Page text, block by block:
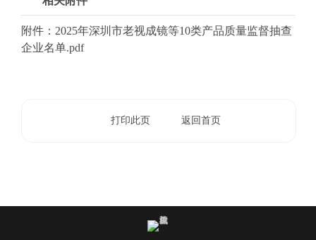
附件：2025年深圳市老视成镜等10类产品质量监督抽查
企业名单.pdf
打印此页 返回首页